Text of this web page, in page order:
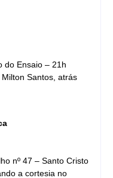
do Ensaio – 21h
Santos, atrás
nº 47 – Santo Cristo
a cortesia no